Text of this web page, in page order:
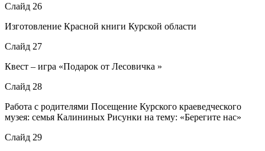
Слайд 26
Изготовление Красной книги Курской области
Слайд 27
Квест – игра «Подарок от Лесовичка »
Слайд 28
Работа с родителями Посещение Курского краеведческого
музея: семья Калининых Рисунки на тему: «Берегите нас»
Слайд 29